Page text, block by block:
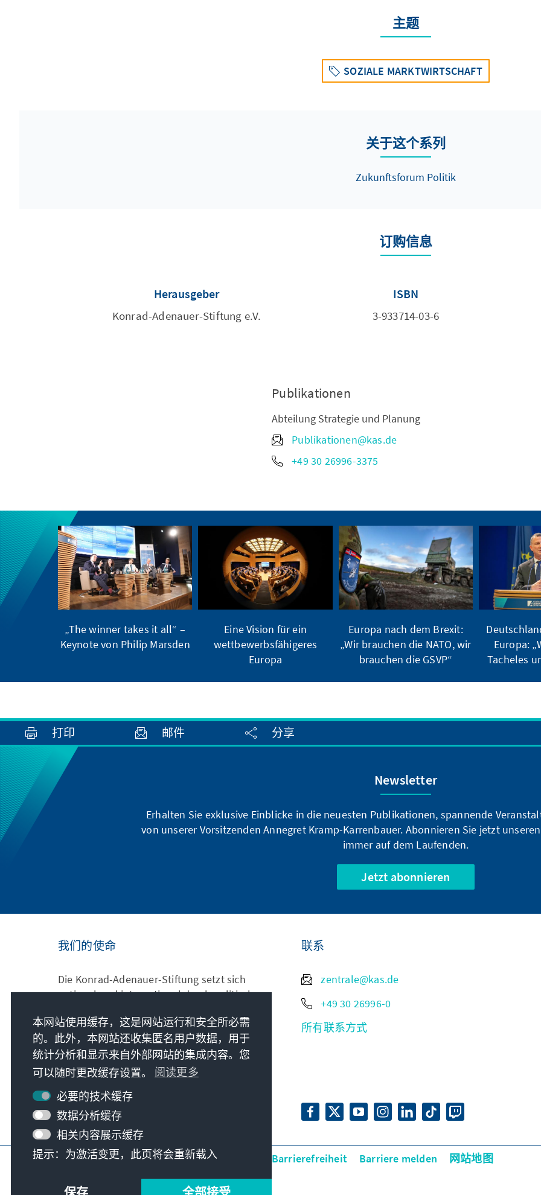
主题
SOZIALE MARKTWIRTSCHAFT
关于这个系列
Zukunftsforum Politik
订购信息
Herausgeber
Konrad-Adenauer-Stiftung e.V.
ISBN
3-933714-03-6
Publikationen
Abteilung Strategie und Planung
Publikationen@kas.de
+49 30 26996-3375
„The winner takes it all“ –
Keynote von Philip Marsden
Eine Vision für ein
wettbewerbsfähigeres
Europa
Europa nach dem Brexit:
„Wir brauchen die NATO, wir
brauchen die GSVP“
Europa:
Tacheles
打印 邮件 分享
Newsletter
Erhalten Sie exklusive Einblicke in die neuesten Publikationen, spannende
von unserer Vorsitzenden Annegret Kramp-Karrenbauer. Abonnieren Sie jetzt
immer auf dem Laufenden.
Jetzt abonnieren
我们的使命
Die Konrad-Adenauer-Stiftung setzt sich
national und international durch politische
Gerechtigkeit ein. Wir fördern und bewahren
freiheitliche Demokratie, die Soziale
Marktwirtschaft und die Entwicklung und
Festigung des Wertekonsenses.
我们的使命
联系
zentrale@kas.de
+49 30 26996-0
所有联系方式
版本说明 隐私 使用条款 Erklärung zur Barrierefreiheit Barriere melden 网站地图
本网站使用缓存，这是网站运行和安全所必需
的。此外，本网站还收集匿名用户数据，用于
统计分析和显示来自外部网站的集成内容。您
可以随时更改缓存设置。 阅读更多
必要的技术缓存
数据分析缓存
相关内容展示缓存
提示：为激活变更，此页将会重新载入